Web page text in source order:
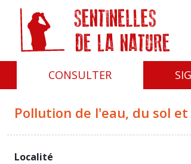
CONSULTER
Pollution de l'eau, du sol
Localité
Panneau de gestion des cookies